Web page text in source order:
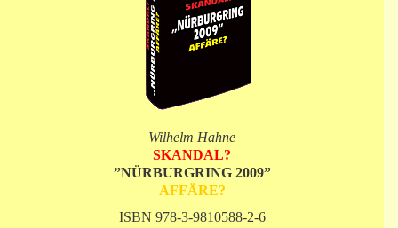
Wilhelm Hahne
SKANDAL?
”NÜRBURGRING 2009”
AFFÄRE?
ISBN 978-3-9810588-2-6